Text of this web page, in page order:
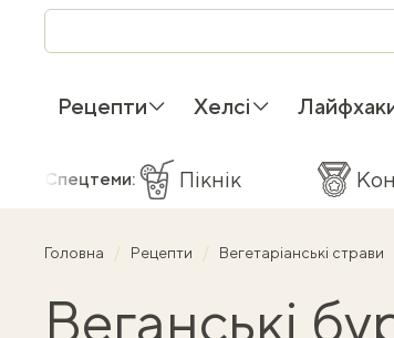
Рецепти Хелсі
Спецтеми: Пікнік
Головна Рецепти Вегетаріанські страви
Веганські